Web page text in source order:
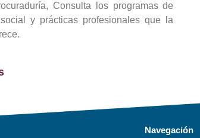
Consulta los programas de
y prácticas profesionales que la
Navegación